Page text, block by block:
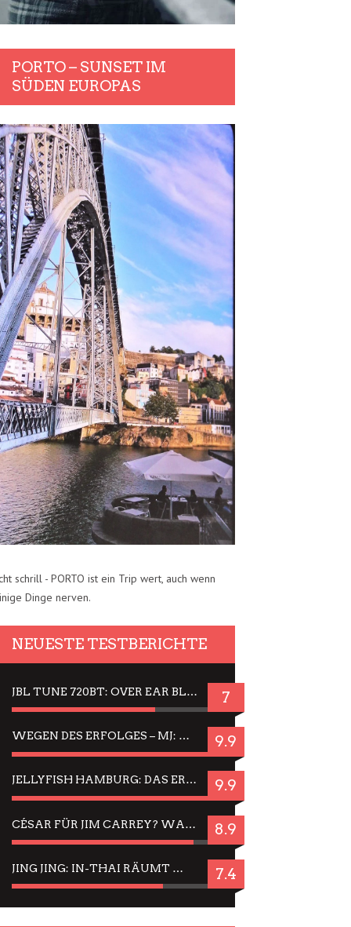
PORTO – SUNSET IM
SÜDEN EUROPAS
schrill - PORTO ist ein Trip wert, auch wenn
Dinge nerven.
NEUESTE TESTBERICHTE
JBL TUNE 720BT: OVER EAR BLUETOOTH KOPFHÖRER UM DIE 50,-€ IM DAUER-TEST 7
WEGEN DES ERFOLGES – MJ: MICHAEL JACKSON MUSICAL IN EINER MATINEE SEHEN 9.9
JELLYFISH HAMBURG: DAS ERFOLGREICHE SOMMER-MENÜ 2025 IN GEFÜHLEN UND BILDERN 9.9
CÉSAR FÜR JIM CARREY? WARUM DAS EINER DER NERVIGSTEN ACTORS IST UND BLEIBT 8.9
JING JING: IN-THAI RÄUMT WIEDER TITEL AB – EIN ZWEI-STUNDEN-ERLEBNISBERICHT 7.4